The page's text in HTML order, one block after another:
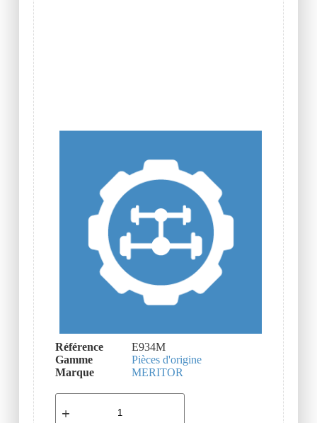
Référence
E934M
Gamme
Pièces d'origine
Marque
MERITOR